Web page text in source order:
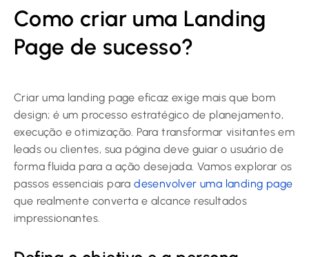
Como criar uma Landing
Page de sucesso?
Criar uma landing page eficaz exige mais que bom
design; é um processo estratégico de planejamento,
execução e otimização. Para transformar visitantes em
leads ou clientes, sua página deve guiar o usuário de
forma fluida para a ação desejada. Vamos explorar os
passos essenciais paradesenvolver uma landing page
que realmente converta e alcance resultados
impressionantes.